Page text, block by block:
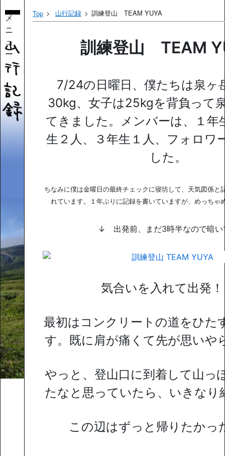
メ
ニ
ュ
ー
Top 山行記録 訓練登山 TEAM YUYA
訓練登山 TEAM
7/24の日曜日、僕たちは泉ヶ
30kg、女子は25kgを背負って
てきました。メンバーは、１年
生２人、３年生１人、フォロワ
した。
ちなみに僕は金曜日の最終チェックに寝坊して、天気図係と
れています。１年ぶりに記録を書いていますが、めっちゃ
↓ 出発前、まだ3時半なので暗い
気合いを入れて出発
最初はコンクリートの道をひた
す。既に肩が痛くて先が思いや
やっと、登山口に到着して山っ
たなと思っていたら、いきなり
この辺はずっと帰りたかっ